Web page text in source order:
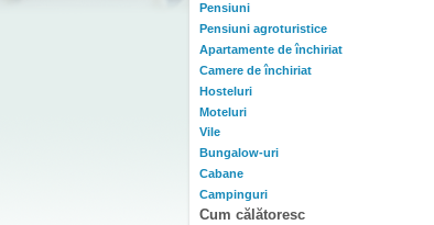
Pensiuni
Pensiuni agroturistice
Apartamente de închiriat
Camere de închiriat
Hosteluri
Moteluri
Vile
Bungalow-uri
Cabane
Campinguri
Cum călătoresc